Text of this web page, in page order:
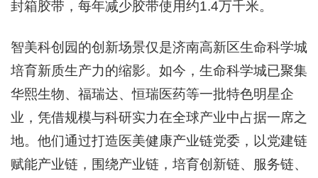
封箱胶带，每年减少胶带使用约1.4万千米。
智美科创园的创新场景仅是济南高新区生命科学城
培育新质生产力的缩影。如今，生命科学城已聚集
华熙生物、福瑞达、恒瑞医药等一批特色明星企
业，凭借规模与科研实力在全球产业中占据一席之
地。他们通过打造医美健康产业链党委，以党建链
赋能产业链，围绕产业链，培育创新链、服务链、